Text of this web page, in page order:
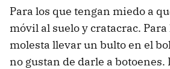
Para los que tengan miedo a
móvil al suelo y cratacrac. Para
molesta llevar un bulto en el
no gustan de darle a botoenes.